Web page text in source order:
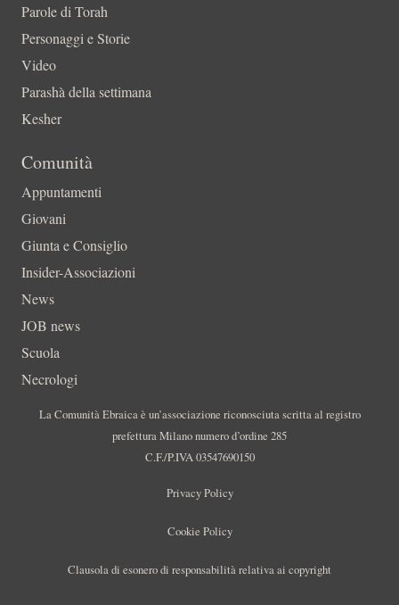
Parole di Torah
Personaggi e Storie
Video
Parashà della settimana
Kesher
Comunità
Appuntamenti
Giovani
Giunta e Consiglio
Insider-Associazioni
News
JOB news
Scuola
Necrologi
La Comunità Ebraica è un’associazione riconosciuta scritta al registro
prefettura Milano numero d’ordine 285
C.F./P.IVA 03547690150
Privacy Policy
Cookie Policy
Clausola di esonero di responsabilità relativa ai copyright